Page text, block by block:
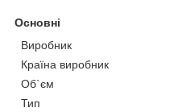
Основні
Виробник
Країна виробник
Об`єм
Тип